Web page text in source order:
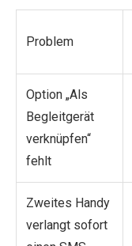
Problem
Option „Als
Begleitgerät
verknüpfen“
fehlt
Zweites Handy
verlangt sofort